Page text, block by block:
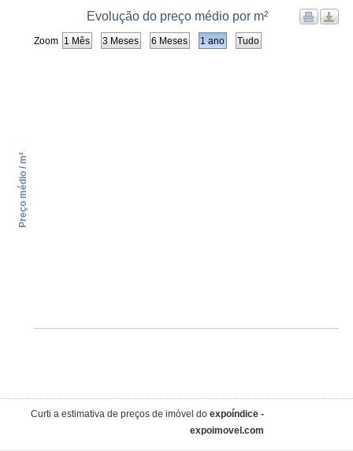
Zoom
Evolução do preço médio por m²
Preço médio / m²
1 Mês 3 Meses 6 Meses 1 ano Tudo
Curti a estimativa de preços de imóvel do expoíndice -
expoimovel.com